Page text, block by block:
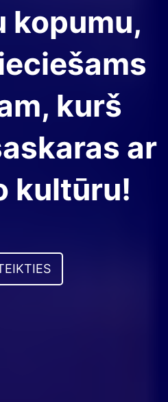
kopumu,
kurš
ar
kultūru!